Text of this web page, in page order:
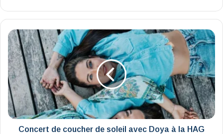
Concert
de coucher
de soleil avec Doya
à
la
HAG
Concert de coucher de soleil avec Doya à la HAG